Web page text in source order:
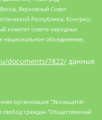
Верховный Совет
Республики, Конгресс
комитет совета народных
национальное объединение,
documents/7822/ данные
прав человека и информированию населения "Якутия – Наше Мнение", Общество с ограниченной ответственностью "Москоу диджитал медиа", с 26.01.2023 Общество с ограниченной ответственностью "Чайка Белые сады", Ветошкина Валерия Валерьевна, Заговора Максим Александрович, Межрегиональное общественное движение "Российская ЛГБТ - сеть", Оленичев Максим Владимирович, Павлов Иван Юрьевич, Скворцова Елена Сергеевна, Общество с ограниченной ответственностью "Как бы инагент", Кочетков Игорь Викторович, Общество с ограниченной ответственностью "Честные выборы", Еланчик Олег Александрович, Общество с ограниченной ответственностью "Нобелевский призыв", Гималова Регина Эмилевна, Григорьев Андрей Валерьевич, Григорьева Алина Александровна, Ассоциация по содействию защите прав призывников, альтернативнослужащих и военнослужащих "Правозащитная группа "Гражданин.Армия.Право", Хисамова Регина Фаритовна, Автономная некоммерческая организация по реализации социально-правовых программ "Лилит", Дальневосточное общественное движение "Маяк", Санкт-Петербургская ЛГБТ-инициативная группа "Выход", Инициативная группа ЛГБТ+ "Реверс", Алексеев Андрей Викторович, Бекбулатова Таисия Львовна, Беляев Иван Михайлович, Владыкина Елена Сергеевна, Гельман Марат Александрович, Никульшина Вероника Юрьевна, Толоконникова Надежда Андреевна, Шендерович Виктор Анатольевич, Общество с ограниченной ответственностью "Данное сообщение", Общество с ограниченной ответственностью Издательский дом "Новая глава", Айнбиндер Александра Александровна, Московский комьюнити-центр для ЛГБТ+инициатив, Благотворительный фонд развития филантропии, Deutsche Welle (Германия, Kurt-Schumacher-Strasse 3, 53113 Bonn), Борзунова Мария Михайловна, Воробьев Виктор Викторович, Голубева Анна Львовна, Константинова Алла Михайловна, Малкова Ирина Владимировна, Мурадов Мурад Абдулгалимович, Осетинская Елизавета Николаевна, Понасенков Евгений Николаевич, Ганапольский Матвей Юрьевич, Киселев Евгений Алексеевич, Борухович Ирина Григорьевна, Дремин Иван Тимофеевич, Дубровский Дмитрий Викторович, Красноярская региональная общественная организация поддержки и развития альтернативных образовательных технологий и межкультурных коммуникаций "ИНТЕРРА", Маяковская Екатерина Алексеевна, Фейгин Марк Захарович, Филимонов Андрей Викторович, Дзугкоева Регина Николаевна, Доброхотов Роман Александрович, Дудь Юрий Александрович, Елкин Сергей Владимирович, Кругликов Кирилл Игоревич, Сабунаева Мария Леонидовна, Семенов Алексей Владимирович, Шаинян Карен Багратович, Шульман Екатерина Михайловна, Асафьев Артур Валерьевич, Вахштайн Виктор Семенович, Венедиктов Алексей Алексеевич, Лушникова Екатерина Евгеньевна, Волков Леонид Михайлович, Невзоров Александр Глебович, Пархоменко Сергей Борисович, Сироткин Ярослав Николаевич, Кара-Мурза Владимир Владимирович, Баранова Наталья Владимировна, Гозман Леонид Яковлевич, Кагарлицкий Борис Юльевич, Климарев Михаил Валерьевич, Милов Владимир Станиславович, Автономная некоммерческая организация Краснодарский центр современного искусства "Типография", Моргенштерн Алишер Тагирович, Соболь Любовь Эдуардовна, Общество с ограниченной ответственностью "ЛИЗА НОРМ", Каспаров Гарри Кимович, Ходорковский Михаил Борисович, Общество с ограниченной ответственностью "Апрельские тезисы", Данилович Ирина Брониславовна, Кашин Олег Владимирович, Петров Николай Владимирович, Пивоваров Алексей Владимирович, Соколов Михаил Владимирович, Цветкова Юлия Владимировна, Чичваркин Евгений Александрович, Комитет против пыток/Команда против пыток, Общество с ограниченной ответственностью "Первый научный", Общество с ограниченной ответственностью "Вертолет и ко", Белоцерковская Вероника Борисовна, Кац Максим Евгеньевич, Лазарева Татьяна Юрьевна, Шаведдинов Руслан Табризович, Яшин Илья Валерьевич, Общество с ограниченной ответственностью "Иноагент ААВ", Алешковский Дмитрий Петрович, Альбац Евгения Марковна, Быков Дмитрий Львович, Галямина Юлия Евгеньевна, Лойко Сергей Леонидович, Мартынов Кирилл Константинович, Медведев Сергей Александрович, Крашенинников Федор Геннадиевич, Гордеева Катерина Вл